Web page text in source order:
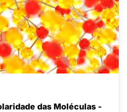
das Moléculas -